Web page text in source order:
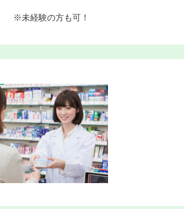
※未経験の方も可！